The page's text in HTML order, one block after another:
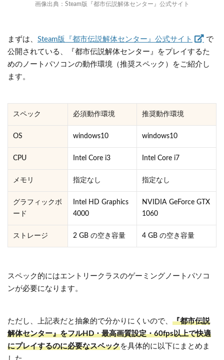
画像出典： Steam版『都市伝説解体センター』公式サイト
まずは、 Steam版『都市伝説解体センター』公式サイト
で
公開されている、『都市伝説解体センター』をプレイするた
めのノートパソコンの動作環境（推奨スペック）をご紹介し
ます。
スペック 必須動作環境 推奨動作環境
OS windows10 windows10
CPU Intel Core i3 Intel Core i7
メモリ 指定なし 指定なし
グラフィックボ
ード
Intel HD Graphics
4000
NVIDIA GeForce GTX
1060
ストレージ 2 GB の空き容量 4 GB の空き容量
スペック的にはエントリークラスのゲーミングノートパソコ
ンが必要になります。
ただし、上記表だと抽象的で分かりにくいので、 『都市伝説
解体センター』をフルHD・最高画質設定・60fps以上で快適
にプレイするのに必要なスペックを具体的に以下にまとめま